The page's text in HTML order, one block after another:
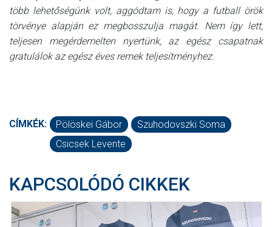
több lehetőségünk volt, aggódtam is, hogy a futball örök
törvénye alapján ez megbosszulja magát. Nem így lett,
teljesen megérdemelten nyertünk, az egész csapatnak
gratulálok az egész éves remek teljesítményhez.
CÍMKÉK: Pölöskei Gábor
Szuhodovszki Soma
Csicsek Levente
KAPCSOLÓDÓ CIKKEK